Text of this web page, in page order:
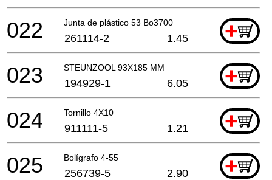
Junta de plástico 53 Bo3700 +
022 261114-2 1.45
STEUNZOOL 93X185 MM +
023 194929-1 6.05
Tornillo 4X10 +
024 911111-5 1.21
Bolígrafo 4-55 +
025 256739-5 2.90